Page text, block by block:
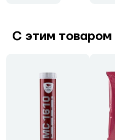
С этим товаром